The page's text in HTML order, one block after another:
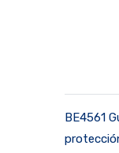
BE4561